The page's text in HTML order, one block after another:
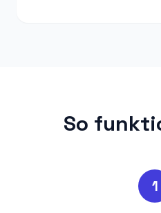
So
1